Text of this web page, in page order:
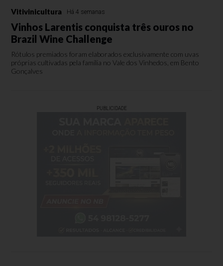
Vitivinicultura Há 4 semanas
Vinhos Larentis conquista três ouros no
Brazil Wine Challenge
Rótulos premiados foram elaborados exclusivamente com uvas
próprias cultivadas pela família no Vale dos Vinhedos, em Bento
Gonçalves
PUBLICIDADE